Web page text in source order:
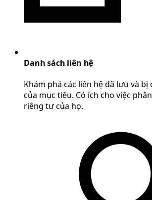
Danh sách liên hệ
Khám phá các liên hệ đã lưu và
của mục tiêu. Có ích cho việc
riêng tư của họ.